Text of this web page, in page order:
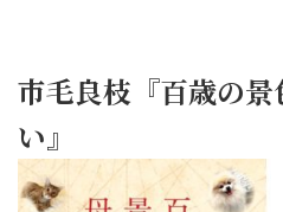
市毛良枝『百歳の
い』